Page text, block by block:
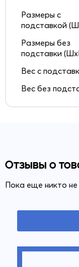
Размеры с
подставкой
Размеры без
подставки
Вес с
Вес без
Отзывы о
Пока еще никто